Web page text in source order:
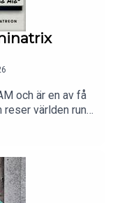
och är en av få
världen runt
Hur ser hennes
rädd? Hur
val av